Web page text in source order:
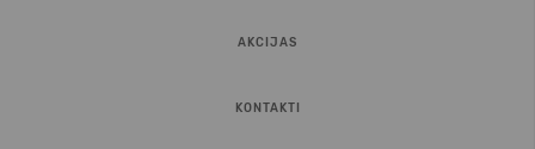
AKCIJAS
KONTAKTI